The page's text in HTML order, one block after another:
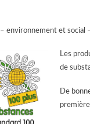
– environnement et social
Les
de
De